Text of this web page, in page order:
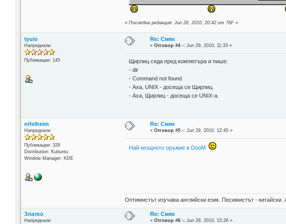
«Последна редакция: Jun 26, 2010, 20:42 от 76F »
tyuio
Напреднали
Публикации: 145
Re: Смях
«Отговор #4 -: Jun 29, 2010, 11:33 »
Щирлиц сяда пред компютъра и пише:
- dir
- Command not found
- Аха, UNIX - досеща се Щирлиц.
- Аха, Щирлиц - досеща се UNIX-а.
nifelheim
Напреднали
Публикации: 328
Distribution: Kubuntu
Window Manager: KDE
Re: Смях
«Отговор #5 -: Jun 29, 2010, 12:45 »
Най-мощното оръжие в DooM
Оптимистът изучава английски език. Песимистът -
Златко
Напреднали
Re: Смях
«Отговор #6 -: Jun 29, 2010, 15:26 »